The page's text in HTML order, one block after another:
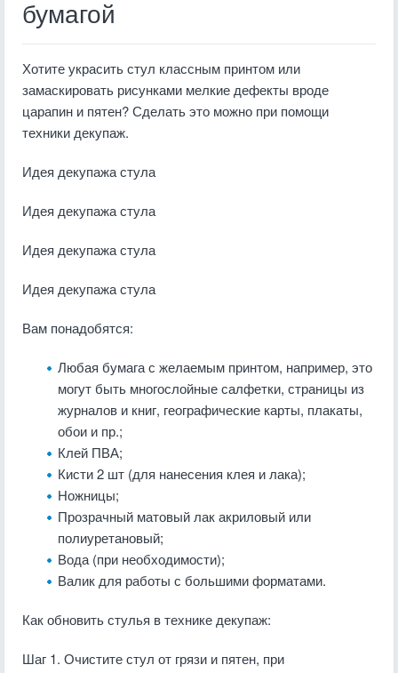
бумагой
Хотите украсить стул классным принтом или
замаскировать рисунками мелкие дефекты вроде
царапин и пятен? Сделать это можно при помощи
техники декупаж.
Идея декупажа стула
Идея декупажа стула
Идея декупажа стула
Идея декупажа стула
Вам понадобятся:
Любая бумага с желаемым принтом, например, это
могут быть многослойные салфетки, страницы из
журналов и книг, географические карты, плакаты,
обои и пр.;
Клей ПВА;
Кисти 2 шт (для нанесения клея и лака);
Ножницы;
Прозрачный матовый лак акриловый или
полиуретановый;
Вода (при необходимости);
Валик для работы с большими форматами.
Как обновить стулья в технике декупаж:
Шаг 1. Очистите стул от грязи и пятен, при